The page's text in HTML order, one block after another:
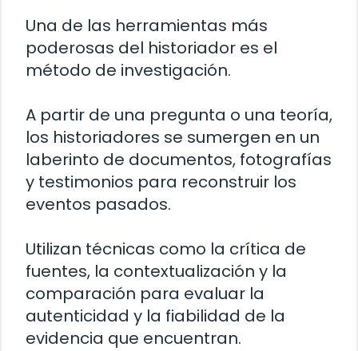
Una de las herramientas más
poderosas del historiador es el
método de investigación.
A partir de una pregunta o una teoría,
los historiadores se sumergen en un
laberinto de documentos, fotografías
y testimonios para reconstruir los
eventos pasados.
Utilizan técnicas como la crítica de
fuentes, la contextualización y la
comparación para evaluar la
autenticidad y la fiabilidad de la
evidencia que encuentran.